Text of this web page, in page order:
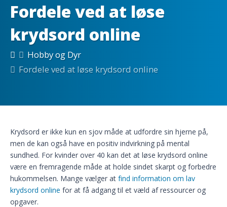
Fordele ved at løse
krydsord online
Hobby og Dyr
Fordele ved at løse krydsord online
Krydsord er ikke kun en sjov måde at udfordre sin hjerne på,
men de kan også have en positiv indvirkning på mental
sundhed. For kvinder over 40 kan det at løse krydsord online
være en fremragende måde at holde sindet skarpt og forbedre
hukommelsen. Mange vælger at find information om lav
krydsord online for at få adgang til et væld af ressourcer og
opgaver.